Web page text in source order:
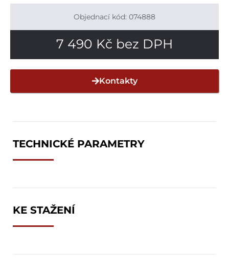
TECHNICKÉ PARAMETRY
KE STAŽENÍ
Objednací kód: 074888
7 490 Kč bez DPH
Kontakty